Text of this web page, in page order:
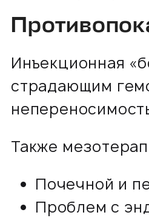
Инъекционная
страдающим
Также
Почечной и
Проблем с